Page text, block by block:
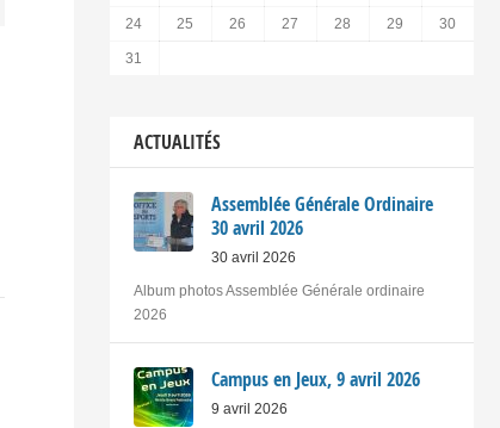
24 25 26 27 28 29 30
31
ACTUALITÉS
Assemblée Générale Ordinaire
30 avril 2026
30 avril 2026
Album photos Assemblée Générale ordinaire
2026
Campus en Jeux, 9 avril 2026
9 avril 2026